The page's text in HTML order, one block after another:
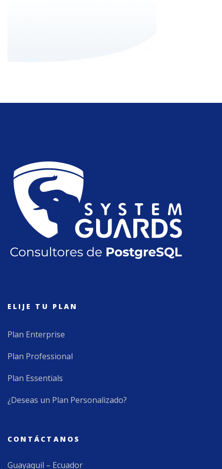
ELIJE TU PLAN
Plan Enterprise
Plan Professional
Plan Essentials
¿Deseas un Plan Personalizado?
CONTÁCTANOS
Guayaquil – Ecuador